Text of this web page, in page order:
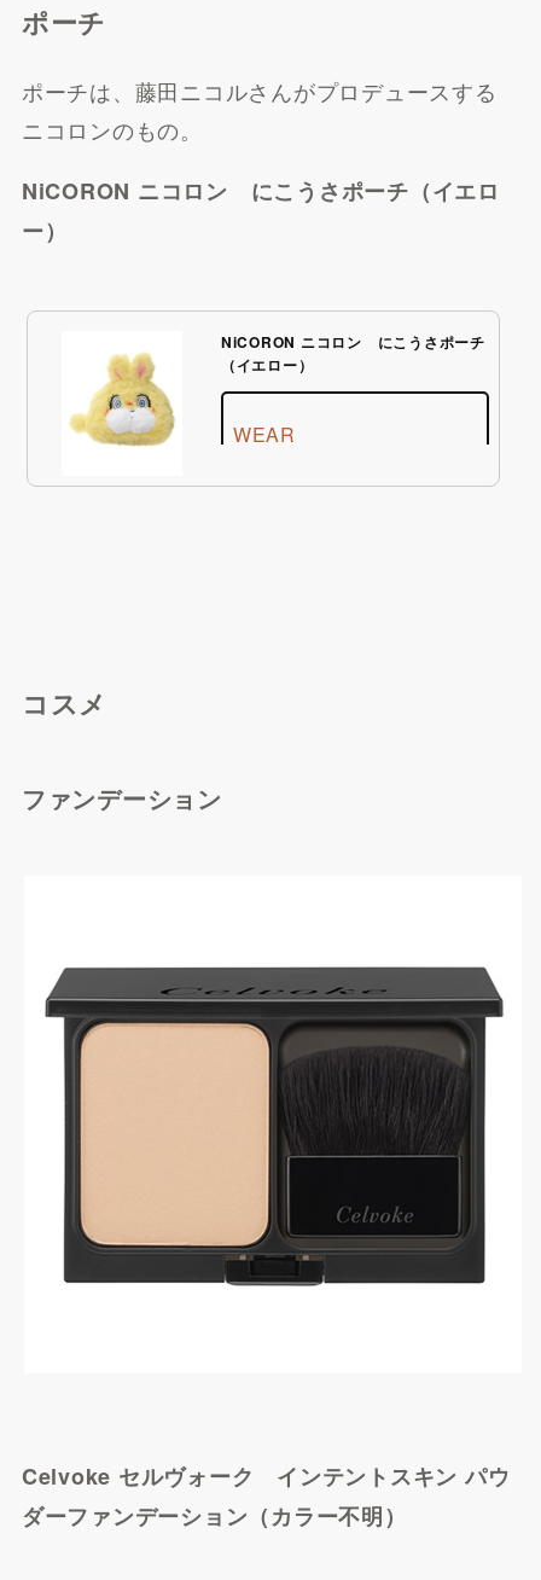
ポーチ
ポーチは、藤田ニコルさんがプロデュースする
ニコロンのもの。
NiCORON ニコロン にこうさポーチ（イエロ
ー）
NiCORON ニコロン にこうさポーチ
（イエロー）
WEAR
Yahoo!ショッピングで探
コスメ
ファンデーション
Celvoke セルヴォーク インテントスキン パウ
ダーファンデーション（カラー不明）